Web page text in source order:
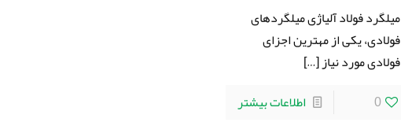
میلگرد فولاد آلیاژی میلگردهای
فولادی، یکی از مهترین اجزای
فولادی مورد نیاز[…]
0
اطلاعات بیشتر